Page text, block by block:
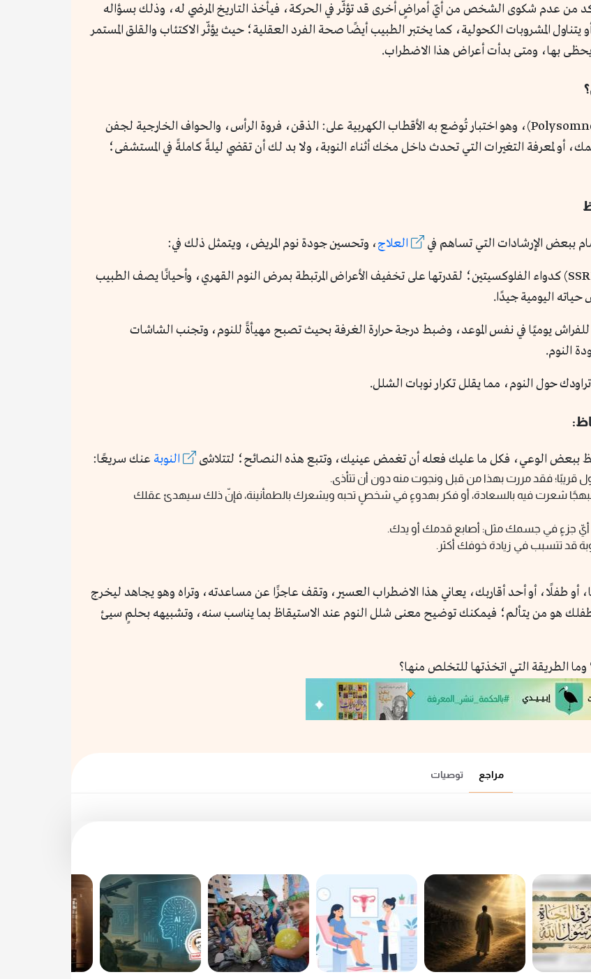
عدم شكوى الشخص من أيّ أمراضٍ أخرى قد تؤثّر في الحركة، فيأخذ التاريخ المرضي له، وذلك بسؤاله
يتناول المشروبات الكحولية، كما يختبر الطبيب أيضًا صحة الفرد العقلية؛ حيث يؤثّر الاكتئاب والقلق المستمر
بها، ومتى بدأت أعراض هذا الاضطراب.
يفحص الطبيب نومك من خلال: دراسة النوم (Polysomnography)، وهو اختبار تُوضع به الأقطاب الكهربية على: الذقن، فروة الرأس، والحواف الخارجية لجفن
لمعرفة التغيرات التي تحدث داخل مخك أثناء النوبة، ولا بد لك أن تقضي ليلةً كاملةً في المستشفى؛
ببعض الإرشادات التي تساهم في العلاج، وتحسين جودة نوم المريض، ويتمثل ذلك في:
إعطاء المريض أدوية، مثل: مثبطات إعادة السيروتونين (SSRIs) كدواء الفلوكسيتين؛ لقدرتها على تخفيف الأعراض المرتبطة بمرض النوم القهري، وأحيانًا يصف الطبيب
حياته اليومية جيدًا.
يوميًا في نفس الموعد، وضبط درجة حرارة الغرفة بحيث تصبح مهيأةً للنوم، وتجنب الشاشات
النوم.
حول النوم، مما يقلل تكرار نوبات الشلل.
ببعض الوعي، فكل ما عليك فعله أن تغمض عينيك، وتتبع هذه النصائح؛ لتتلاشى النوبة عنك سريعًا:
فقد مررت بهذا من قبل ونجوت منه دون أن تتأذى.
شعرت فيه بالسعادة، أو فكر بهدوءٍ في شخصٍ تحبه ويشعرك بالطمأنينة، فإنّ ذلك سيهدئ عقلك
أيّ جزءٍ في جسمك مثل: أصابع قدمك أو يدك.
قد تتسبب في زيادة خوفك أكثر.
أو طفلًا، أو أحد أقاربك، يعاني هذا الاضطراب العسير، وتقف عاجزًا عن مساعدته، وتراه وهو يجاهد ليخرج
هو من يتألم؛ فيمكنك توضيح معنى شلل النوم عند الاستيقاظ بما يناسب سنه، وتشبيهه بحلمٍ سيئ
الطريقة التي اتخذتها للتخلص منها؟
مراجع توصيات